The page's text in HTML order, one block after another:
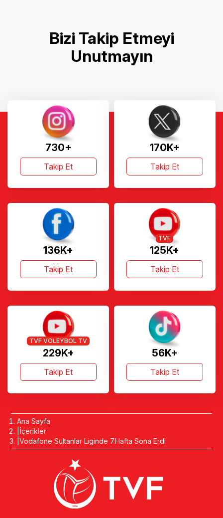
Bizi Takip Etmeyi
Unutmayın
730+
Takip Et
170K+
Takip Et
136K+
Takip Et
125K+
TVF
Takip Et
229K+
TVF VOLEYBOL TV
Takip Et
56K+
Takip Et
Ana Sayfa
İçerikler
Vodafone Sultanlar Liginde 7.Hafta Sona Erdi